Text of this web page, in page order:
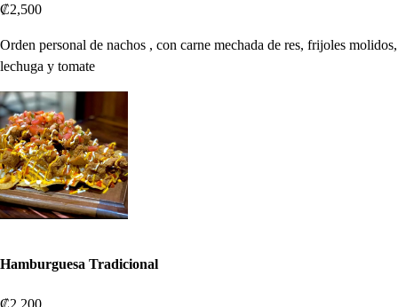
₡2,500
Orden personal de nachos , con carne mechada de res, frijoles molidos,
lechuga y tomate
Hamburguesa Tradicional